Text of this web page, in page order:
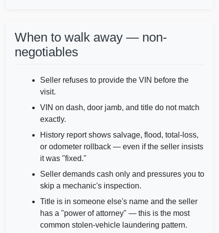
IAAI
Manheim
IAAI
Copart
When to walk away — non-
negotiables
Seller refuses to provide the VIN before the
visit.
VIN on dash, door jamb, and title do not match
exactly.
History report shows salvage, flood, total-loss,
or odometer rollback — even if the seller insists
it was "fixed."
Seller demands cash only and pressures you to
skip a mechanic's inspection.
Title is in someone else's name and the seller
has a "power of attorney" — this is the most
common stolen-vehicle laundering pattern.